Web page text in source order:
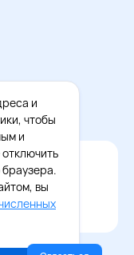
- Запад
и
чтобы
и
вы